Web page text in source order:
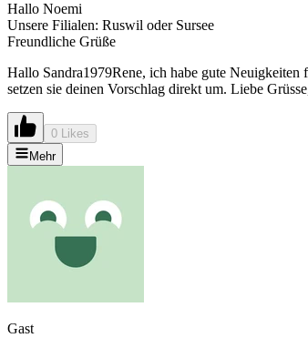
Hallo Noemi
Unsere Filialen: Ruswil oder Sursee
Freundliche Grüße
Hallo Sandra1979Rene, ich habe gute
setzen sie deinen Vorschlag direkt um. Liebe
0 Likes
Mehr
Gast